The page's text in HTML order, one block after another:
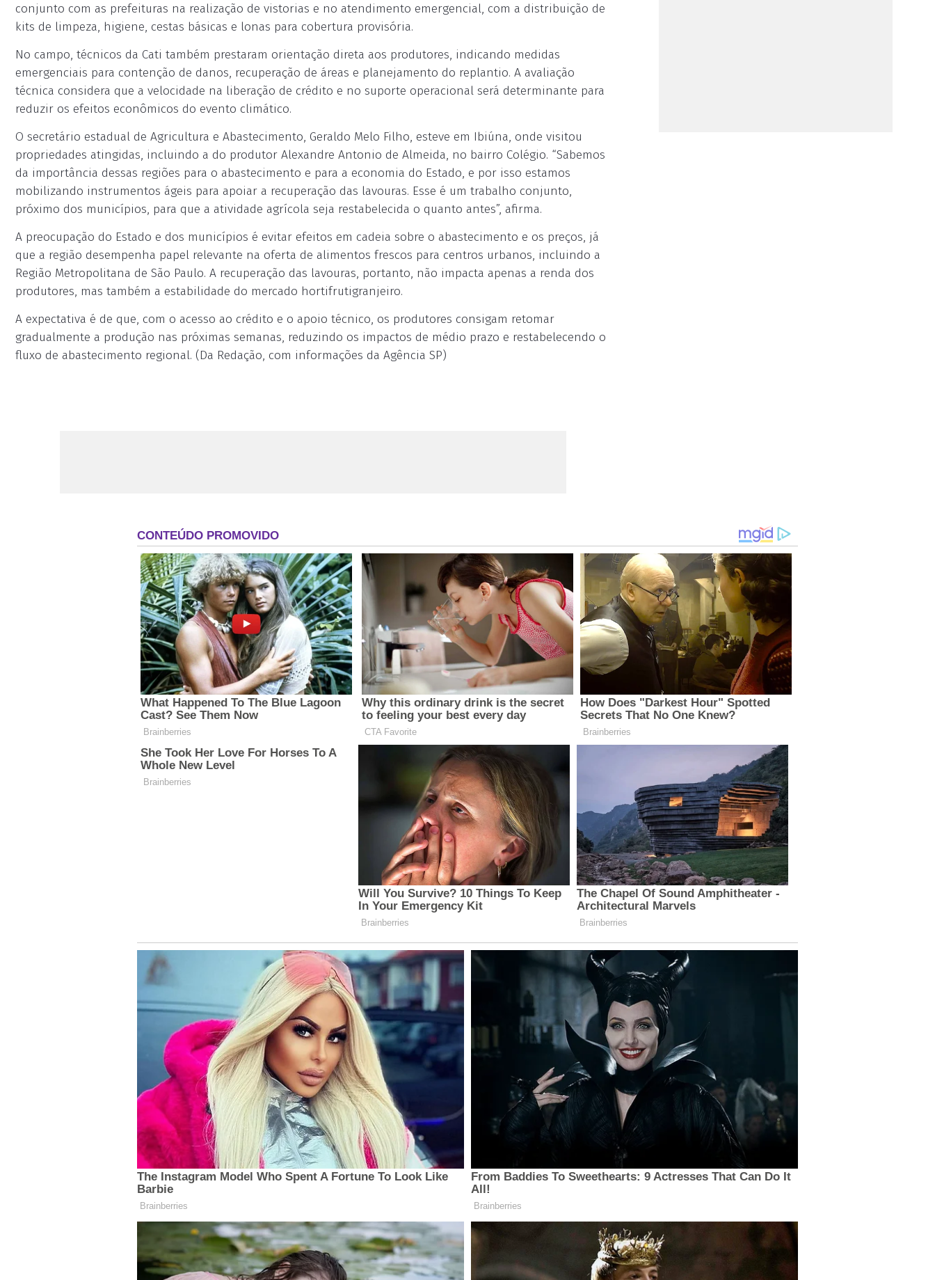
conjunto com as prefeituras na realização de vistorias e no atendimento emergencial, com a distribuição de
kits de limpeza, higiene, cestas básicas e lonas para cobertura provisória.
No campo, técnicos da Cati também prestaram orientação direta aos produtores, indicando medidas
emergenciais para contenção de danos, recuperação de áreas e planejamento do replantio. A avaliação
técnica considera que a velocidade na liberação de crédito e no suporte operacional será determinante para
reduzir os efeitos econômicos do evento climático.
O secretário estadual de Agricultura e Abastecimento, Geraldo Melo Filho, esteve em Ibiúna, onde visitou
propriedades atingidas, incluindo a do produtor Alexandre Antonio de Almeida, no bairro Colégio. “Sabemos
da importância dessas regiões para o abastecimento e para a economia do Estado, e por isso estamos
mobilizando instrumentos ágeis para apoiar a recuperação das lavouras. Esse é um trabalho conjunto,
próximo dos municípios, para que a atividade agrícola seja restabelecida o quanto antes”, afirma.
A preocupação do Estado e dos municípios é evitar efeitos em cadeia sobre o abastecimento e os preços, já
que a região desempenha papel relevante na oferta de alimentos frescos para centros urbanos, incluindo a
Região Metropolitana de São Paulo. A recuperação das lavouras, portanto, não impacta apenas a renda dos
produtores, mas também a estabilidade do mercado hortifrutigranjeiro.
A expectativa é de que, com o acesso ao crédito e o apoio técnico, os produtores consigam retomar
gradualmente a produção nas próximas semanas, reduzindo os impactos de médio prazo e restabelecendo o
fluxo de abastecimento regional. (Da Redação, com informações da Agência SP)